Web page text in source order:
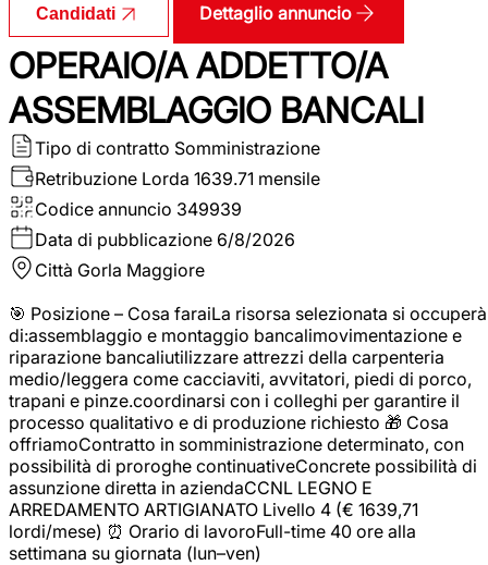
Candidati Dettaglio annuncio
OPERAIO/A ADDETTO/A
ASSEMBLAGGIO BANCALI
Tipo di contratto Somministrazione
Retribuzione Lorda 1639.71 mensile
Codice annuncio 349939
Data di pubblicazione 6/8/2026
Città Gorla Maggiore
🎯 Posizione – Cosa faraiLa risorsa selezionata si occuperà
di:assemblaggio e montaggio bancalimovimentazione e
riparazione bancaliutilizzare attrezzi della carpenteria
medio/leggera come cacciaviti, avvitatori, piedi di porco,
trapani e pinze.coordinarsi con i colleghi per garantire il
processo qualitativo e di produzione richiesto 🎁 Cosa
offriamoContratto in somministrazione determinato, con
possibilità di proroghe continuativeConcrete possibilità di
assunzione diretta in aziendaCCNL LEGNO E
ARREDAMENTO ARTIGIANATO Livello 4 (€ 1639,71
lordi/mese) ⏰ Orario di lavoroFull-time 40 ore alla
settimana su giornata (lun–ven)